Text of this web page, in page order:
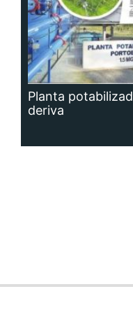
Planta
deriva